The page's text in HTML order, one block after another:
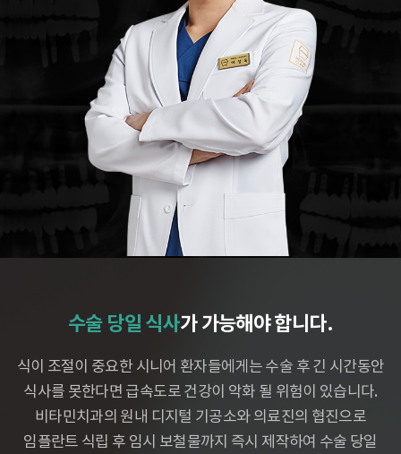
수술 당일 식사가 가능해야 합니다.
식이 조절이 중요한 시니어 환자들에게는 수술 후 긴 시간동안
식사를 못한다면 급속도로 건강이 악화 될 위험이 있습니다.
비타민치과의 원내 디지털 기공소와 의료진의 협진으로
임플란트 식립 후 임시 보철물까지 즉시 제작하여 수술 당일